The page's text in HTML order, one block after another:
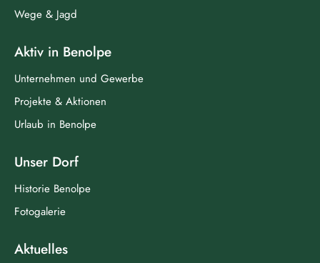
Wege & Jagd
Aktiv in Benolpe
Unternehmen und Gewerbe
Projekte & Aktionen
Urlaub in Benolpe
Unser Dorf
Historie Benolpe
Fotogalerie
Aktuelles